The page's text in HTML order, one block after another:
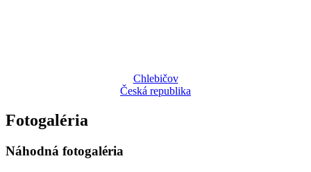
Chlebičov
Česká republika
Fotogaléria
Náhodná fotogaléria